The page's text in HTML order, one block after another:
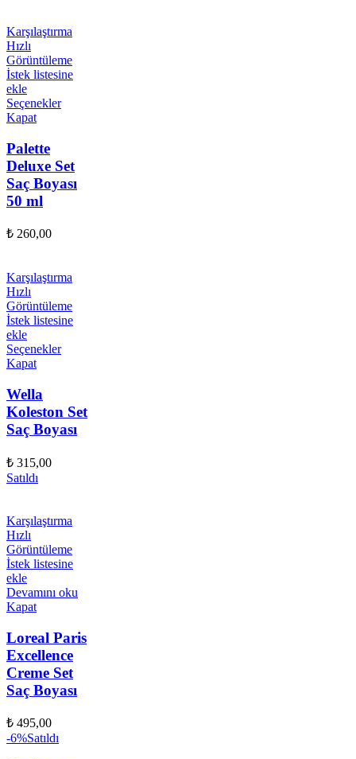
Karşılaştırma
Hızlı
Görüntüleme
İstek listesine
ekle
Seçenekler
Kapat
Palette
Deluxe Set
Saç Boyası
50 ml
₺ 260,00
Karşılaştırma
Hızlı
Görüntüleme
İstek listesine
ekle
Seçenekler
Kapat
Wella
Koleston Set
Saç Boyası
₺ 315,00
Satıldı
Karşılaştırma
Hızlı
Görüntüleme
İstek listesine
ekle
Devamını oku
Kapat
Loreal Paris
Excellence
Creme Set
Saç Boyası
₺ 495,00
-6%Satıldı